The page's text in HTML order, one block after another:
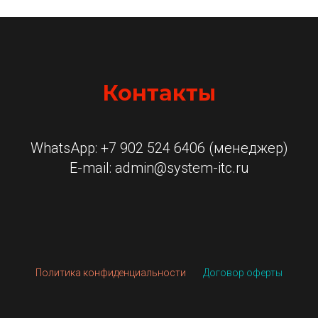
Контакты
WhatsApp: +7 902 524 6406 (менеджер)
E-mail: admin@system-itc.ru
Политика конфиденциальности Договор оферты